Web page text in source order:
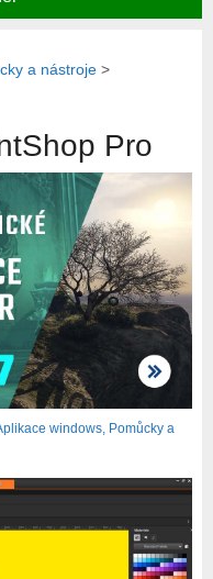
a nástroje>
Pro
windows, Pomůcky a